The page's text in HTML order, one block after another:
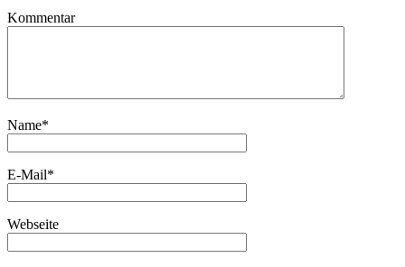
Kommentar
Name*
E-Mail*
Webseite